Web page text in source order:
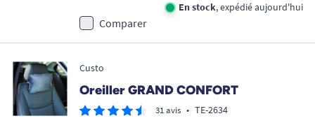
En stock, expédié aujourd'hui
Comparer
Custo
Oreiller GRAND CONFORT
31 avis • TE-2634